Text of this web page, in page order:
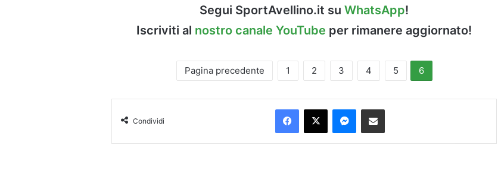
Segui SportAvellino.it su WhatsApp!
Iscriviti al nostro canale YouTube per rimanere aggiornato!
Pagina precedente 1 2 3 4 5 6
Condividi
Facebook
X Messenger
Condividi via Email